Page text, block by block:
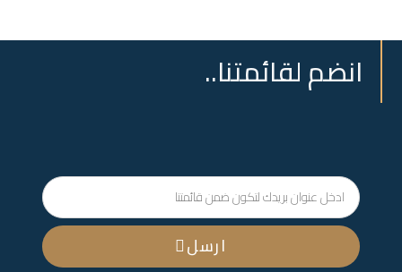
انضم لقائمتنا..
ارسل